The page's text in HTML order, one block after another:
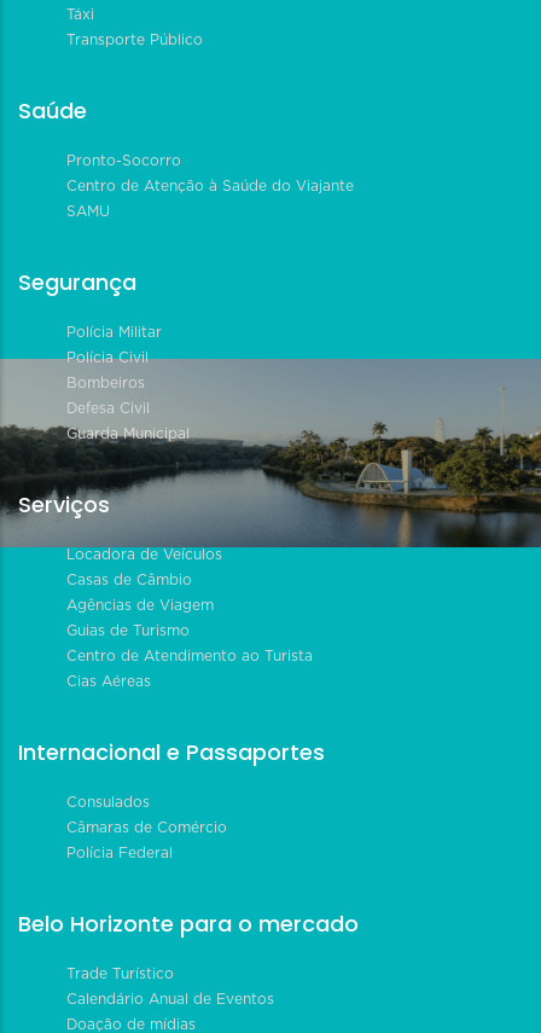
Táxi
Transporte Público
Saúde
Pronto-Socorro
Centro de Atenção à Saúde do Viajante
SAMU
Segurança
Polícia Militar
Polícia Civil
Bombeiros
Defesa Civil
Guarda Municipal
Serviços
Locadora de Veículos
Casas de Câmbio
Agências de Viagem
Guias de Turismo
Centro de Atendimento ao Turista
Cias Aéreas
Internacional e Passaportes
Consulados
Câmaras de Comércio
Polícia Federal
Belo Horizonte para o mercado
Trade Turístico
Calendário Anual de Eventos
Doação de mídias